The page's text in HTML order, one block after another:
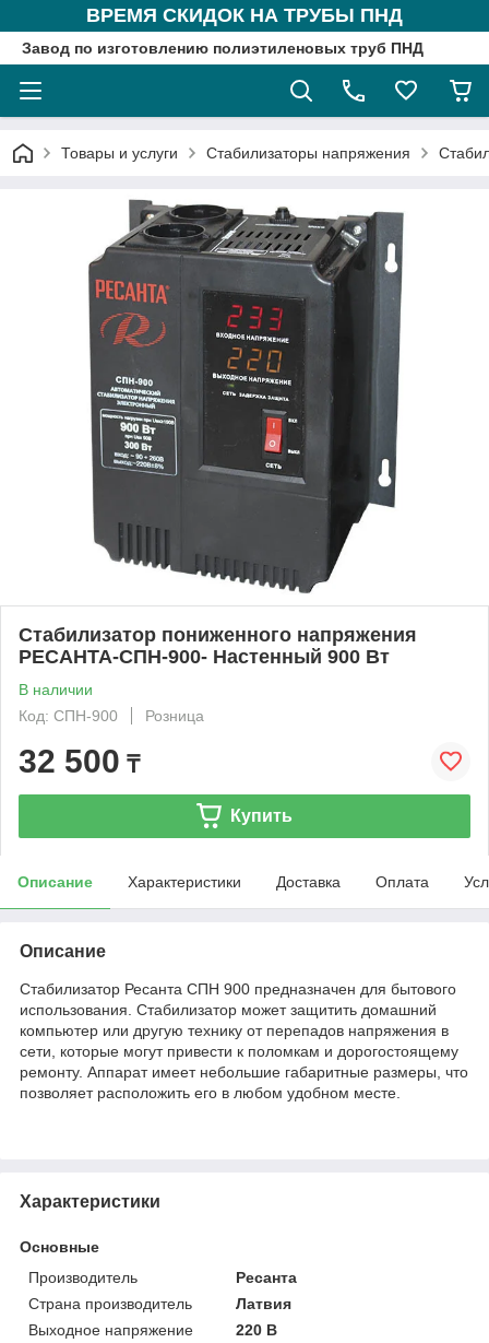
ВРЕМЯ СКИДОК НА ТРУБЫ ПНД
Завод по изготовлению полиэтиленовых труб ПНД
Товары и услуги Стабилизаторы напряжения
Cтабилизатор пониженного напряжения
РЕСАНТА-СПН-900- Настенный 900 Вт
В наличии
Код: СПН-900
Розница
32 500 ₸
Купить
Описание Характеристики Доставка Оплата
Описание
Стабилизатор Ресанта СПН 900 предназначен для бытового
использования. Стабилизатор может защитить домашний
компьютер или другую технику от перепадов напряжения в
сети, которые могут привести к поломкам и дорогостоящему
ремонту. Аппарат имеет небольшие габаритные размеры, что
позволяет расположить его в любом удобном месте.
Характеристики
Основные
Производитель
Ресанта
Страна производитель
Латвия
Выходное напряжение
220 В